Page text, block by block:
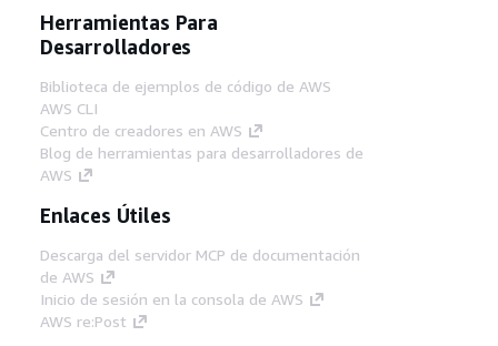
Herramientas Para
Desarrolladores
Biblioteca de ejemplos de código de AWS
AWS CLI
Centro de creadores en AWS
Blog de herramientas para desarrolladores de
AWS
Enlaces Útiles
Descarga del servidor MCP de documentación
de AWS
Inicio de sesión en la consola de AWS
AWS re:Post